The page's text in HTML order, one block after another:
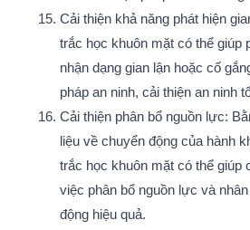
Cải thiện khả năng phát hiện
trắc học khuôn mặt có thể giúp
nhận dạng gian lận hoặc cố
pháp an ninh, cải thiện an ninh
Cải thiện phân bổ nguồn lực:
liệu về chuyển động của hành
trắc học khuôn mặt có thể giúp
việc phân bổ nguồn lực và
động hiệu quả.